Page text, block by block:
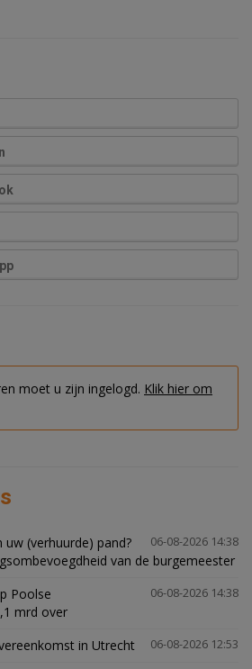
moet u zijn ingelogd. Klik hier om
06-08-2026 14:38
(verhuurde) pand?
van de burgemeester
06-08-2026 14:38
Poolse
mrd over
06-08-2026 12:53
in Utrecht